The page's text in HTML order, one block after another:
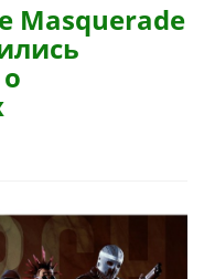
Masquerade